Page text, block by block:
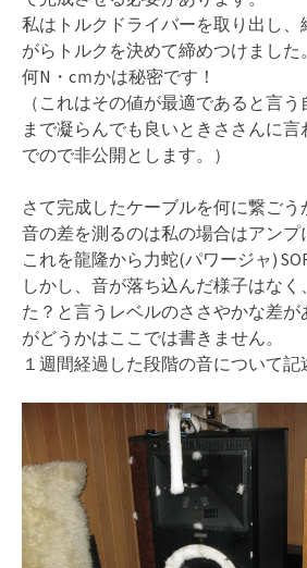
私はトルクドライバーを取り出し、
がらトルクを決めて締めつけました。
何N・cｍかは秘密です！
（これはその値が最適であると言
まで凝らんでも良いときささんに
でので非公開とします。）
さて完成したケーブルを何に繋ご
音の差を測るのは私の場合はアンプ
これを龍隆から力蛇(パワージャ)
しかし、音が落ち込んだ様子はな
た？と言うレベルのささやかな差
がどうかはここでは書きません。
１週間経過した段階の音について記